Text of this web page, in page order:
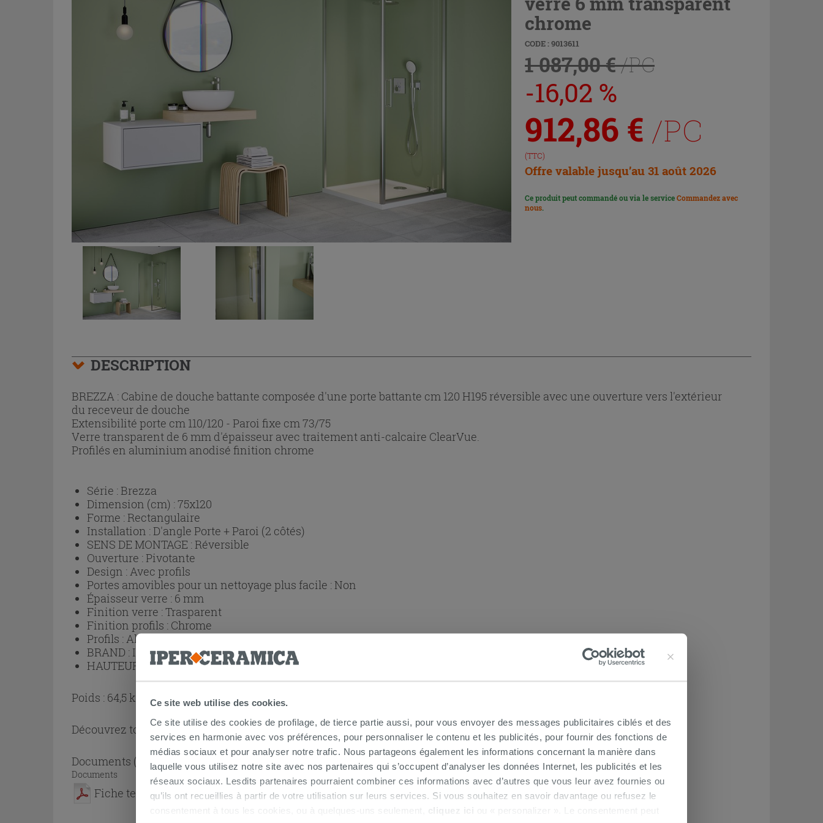
Ce site web utilise des cookies.
Ce site utilise des cookies de profilage, de tierce partie aussi, pour vous envoyer des messages publicitaires ciblés et des
services en harmonie avec vos préférences, pour personnaliser le contenu et les publicités, pour fournir des fonctions de
médias sociaux et pour analyser notre trafic. Nous partageons également les informations concernant la manière dans
laquelle vous utilisez notre site avec nos partenaires qui s’occupent d’analyser les données Internet, les publicités et les
réseaux sociaux. Lesdits partenaires pourraient combiner ces informations avec d’autres que vous leur avez fournies ou
qu’ils ont recueillies à partir de votre utilisation sur leurs services. Si vous souhaitez en savoir davantage ou refusez le
consentement à tous les cookies, ou à quelques-uns seulement,
cliquez ici ou « personalizer ». Le consentement peut
chrome
CODE : 9013611
1 087,00 €/PC
-16,02 %
912,86 € /PC
(TTC)
Offre valable jusqu’au 31 août 2026
Ce produit peut commandé ou via le serviceCommandez avec
nous.
DESCRIPTION
BREZZA : Cabine de douche battante composée d'une porte battante cm 120 H195 réversible avec une ouverture vers l'extérieur
du receveur de douche
Extensibilité porte cm 110/120 - Paroi fixe cm 73/75
Verre transparent de 6 mm d'épaisseur avec traitement anti-calcaire ClearVue.
Profilés en aluminium anodisé finition chrome
Série :Brezza
Dimension (cm) :75x120
Forme :Rectangulaire
Installation :D'angle Porte + Paroi (2 côtés)
SENS DE MONTAGE :Réversible
Ouverture :Pivotante
Design :Avec profils
Portes amovibles pour un nettoyage plus facile :Non
Épaisseur verre : 6 mm
Finition verre :Trasparent
Finition profils : Chrome
Profils :Aluminium
BRAND : IPERCERAMICA
HAUTEUR (cm) :195
Poids : 64,5 kg
Découvrez toute la collection Cabine de douche d'angle
Documents ( 1 - 1 sur 1 )
Documents
Fiche technique